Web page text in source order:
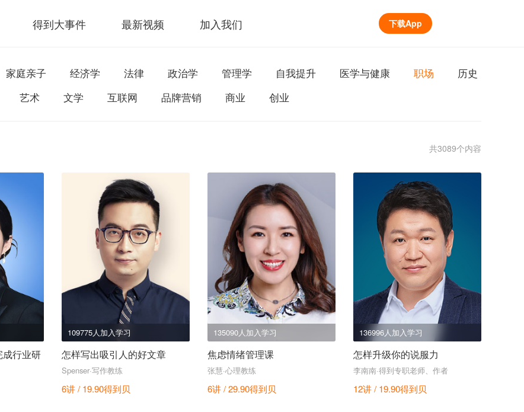
得到大事件 最新视频 加入我们 下载App
家庭亲子 经济学 法律 政治学 管理学 自我提升 医学与健康 职场
历史
艺术 文学 互联网 品牌营销 商业 创业
共3089个内容
成行业研
109775人加入学习
怎样写出吸引人的好文章
Spenser·写作教练
6讲 / 19.90得到贝
135090人加入学习
焦虑情绪管理课
张慧·心理教练
6讲 / 29.90得到贝
136996人加入学习
怎样升级你的说服力
李南南·得到专职老师、作者
12讲 / 19.90得到贝